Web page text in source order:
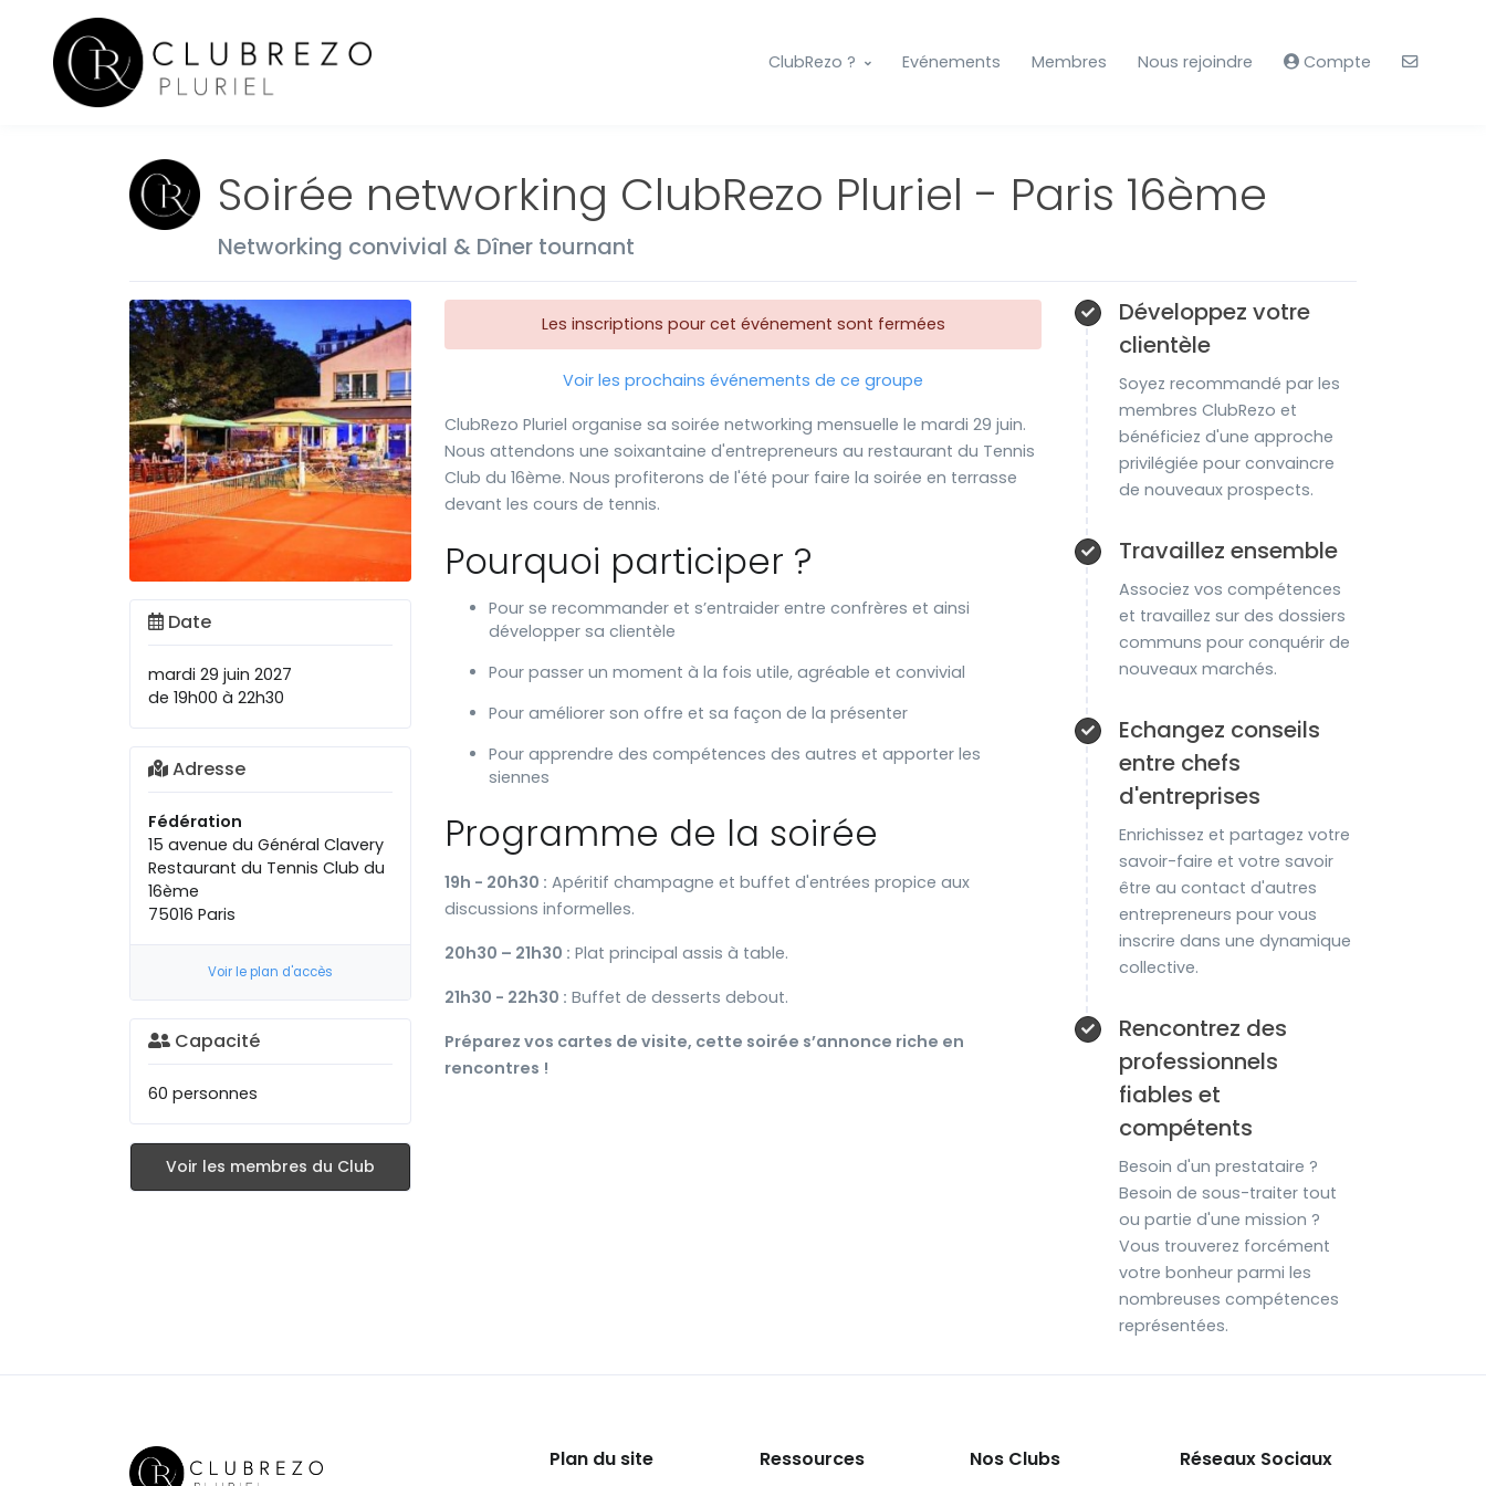
ClubRezo ? Evénements Membres Nous rejoindre Compte
Soirée networking ClubRezo Pluriel - Paris 16ème
Networking convivial & Dîner tournant
Date
mardi 29 juin 2027
de 19h00 à 22h30
Adresse
Fédération
15 avenue du Général Clavery
Restaurant du Tennis Club du
16ème
75016 Paris
Voir le plan d'accès
Capacité
60 personnes
Voir les membres du Club
Les inscriptions pour cet événement sont fermées
Voir les prochains événements de ce groupe
ClubRezo Pluriel organise sa soirée networking mensuelle le mardi 29 juin.
Nous attendons une soixantaine d'entrepreneurs au restaurant du Tennis
Club du 16ème. Nous profiterons de l'été pour faire la soirée en terrasse
devant les cours de tennis.
Pourquoi participer ?
Pour se recommander et s’entraider entre confrères et ainsi
développer sa clientèle
Pour passer un moment à la fois utile, agréable et convivial
Pour améliorer son offre et sa façon de la présenter
Pour apprendre des compétences des autres et apporter les
siennes
Programme de la soirée
19h - 20h30 : Apéritif champagne et buffet d'entrées propice aux
discussions informelles.
20h30 – 21h30 : Plat principal assis à table.
21h30 - 22h30 : Buffet de desserts debout.
Préparez vos cartes de visite, cette soirée s’annonce riche en
rencontres !
Développez votre
clientèle
Soyez recommandé par les
membres ClubRezo et
bénéficiez d'une approche
privilégiée pour convaincre
de nouveaux prospects.
Travaillez ensemble
Associez vos compétences
et travaillez sur des dossiers
communs pour conquérir de
nouveaux marchés.
Echangez conseils
entre chefs
d'entreprises
Enrichissez et partagez votre
savoir-faire et votre savoir
être au contact d'autres
entrepreneurs pour vous
inscrire dans une dynamique
collective.
Rencontrez des
professionnels
fiables et
compétents
Besoin d'un prestataire ?
Besoin de sous-traiter tout
ou partie d'une mission ?
Vous trouverez forcément
votre bonheur parmi les
nombreuses compétences
représentées.
Plan du site Ressources Nos Clubs Réseaux Sociaux